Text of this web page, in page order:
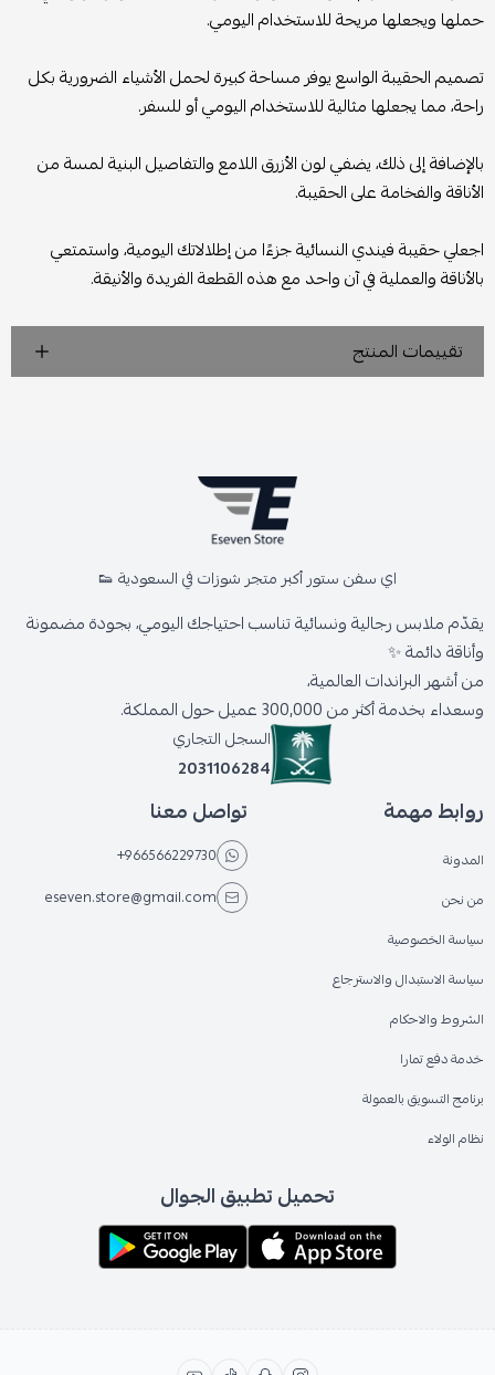
حملها ويجعلها مريحة للاستخدام اليومي.
تصميم الحقيبة الواسع يوفر مساحة كبيرة لحمل الأشياء الضرورية بكل
راحة، مما يجعلها مثالية للاستخدام اليومي أو للسفر.
بالإضافة إلى ذلك، يضفي لون الأزرق اللامع والتفاصيل البنية لمسة من
الأناقة والفخامة على الحقيبة.
اجعلي حقيبة فيندي النسائية جزءًا من إطلالاتك اليومية، واستمتعي
بالأناقة والعملية في آن واحد مع هذه القطعة الفريدة والأنيقة.
تقييمات المنتج
اي سفن ستور أكبر متجر شوزات في السعودية 👟
يقدّم ملابس رجالية ونسائية تناسب احتياجك اليومي، بجودة مضمونة
وأناقة دائمة ✨
من أشهر البراندات العالمية،
وسعداء بخدمة أكثر من 300,000 عميل حول المملكة.
السجل التجاري
2031106284
روابط مهمة
المدونة
من نحن
سياسة الخصوصية
سياسة الاستبدال والاسترجاع
الشروط والاحكام
خدمة دفع تمارا
برنامج التسويق بالعمولة
نظام الولاء
تواصل معنا
+966566229730
eseven.store@gmail.com
تحميل تطبيق الجوال